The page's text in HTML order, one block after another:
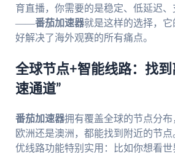
育直播，你需要的是稳定、低延迟
——番茄加速器就是这样的选择，
好解决了海外观赛的所有痛点。
全球节点+智能线路：找到
速通道”
番茄加速器拥有覆盖全球的节点分布
欧洲还是澳洲，都能找到附近的节
优线路功能特别实用：比如你想看